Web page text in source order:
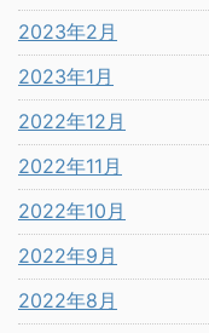
2023年2月
2023年1月
2022年12月
2022年11月
2022年10月
2022年9月
2022年8月